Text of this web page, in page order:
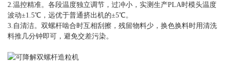
2.温控精准。各段温度独立调节，过冲小，实测生产PLA时模头温度
波动±1.5℃，远优于普通挤出机的±5℃。
3.自清洁。双螺杆啮合时互相刮擦，残留物料少，换色换料时用清洗
料推几分钟即可，避免交差污染。